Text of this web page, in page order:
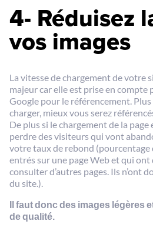
4- Réduisez
vos images
La vitesse de chargement de votre
majeur car elle est prise en compte
Google pour le référencement.
charger, mieux vous serez
De plus si le chargement de la
perdre des visiteurs qui vont
votre taux de rebond (pourcentage
entrés sur une page Web et qui ont
consulter d’autres pages. Ils n’ont
du site.).
Il faut donc des images légères
de qualité.